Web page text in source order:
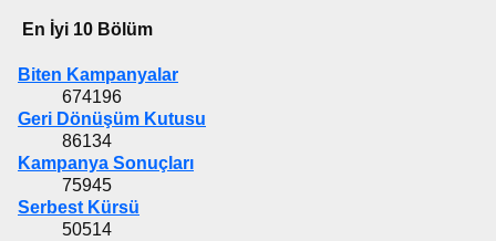
En İyi 10 Bölüm
Biten Kampanyalar
674196
Geri Dönüşüm Kutusu
86134
Kampanya Sonuçları
75945
Serbest Kürsü
50514